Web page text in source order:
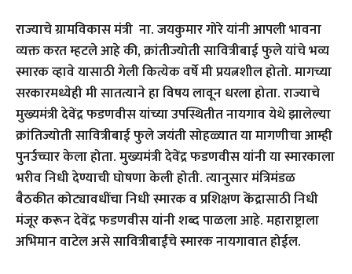
राज्याचे ग्रामविकास मंत्री ना. जयकुमार गोरे यांनी आपली भावना
व्यक्त करत म्हटले आहे की, क्रांतीज्योती सावित्रीबाई फुले यांचे भव्य
स्मारक व्हावे यासाठी गेली कित्येक वर्षे मी प्रयत्नशील होतो. मागच्या
सरकारमध्येही मी सातत्याने हा विषय लावून धरला होता. राज्याचे
मुख्यमंत्री देवेंद्र फडणवीस यांच्या उपस्थितीत नायगाव येथे झालेल्या
क्रांतिज्योती सावित्रीबाई फुले जयंती सोहळ्यात या मागणीचा आम्ही
पुनर्उच्चार केला होता. मुख्यमंत्री देवेंद्र फडणवीस यांनी या स्मारकाला
भरीव निधी देण्याची घोषणा केली होती. त्यानुसार मंत्रिमंडळ
बैठकीत कोट्यावधींचा निधी स्मारक व प्रशिक्षण केंद्रासाठी निधी
मंजूर करून देवेंद्र फडणवीस यांनी शब्द पाळला आहे. महाराष्ट्राला
अभिमान वाटेल असे सावित्रीबाईंचे स्मारक नायगावात होईल.